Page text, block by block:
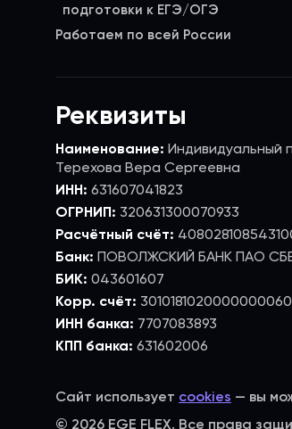
Работаем по всей России
Реквизиты
Наименование: Индивидуальный
Терехова Вера Сергеевна
ИНН: 631607041823
ОГРНИП: 320631300070933
Расчётный счёт:
Банк: ПОВОЛЖСКИЙ БАНК ПАО
БИК: 043601607
Корр. счёт:
ИНН банка: 7707083893
КПП банка: 631602006
Сайт использует cookies — вы
© 2026 EGE FLEX. Все права